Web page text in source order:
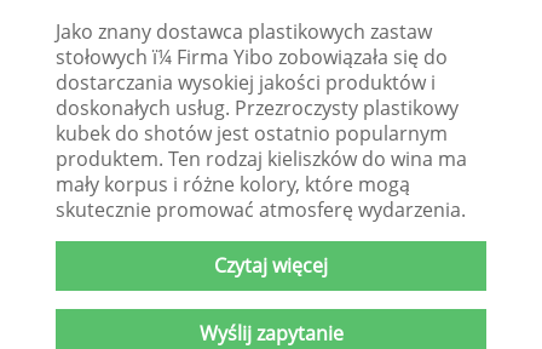
Jako znany dostawca plastikowych zastaw
stołowych ï¼ Firma Yibo zobowiązała się do
dostarczania wysokiej jakości produktów i
doskonałych usług. Przezroczysty plastikowy
kubek do shotów jest ostatnio popularnym
produktem. Ten rodzaj kieliszków do wina ma
mały korpus i różne kolory, które mogą
skutecznie promować atmosferę wydarzenia.
Czytaj więcej
Wyślij zapytanie